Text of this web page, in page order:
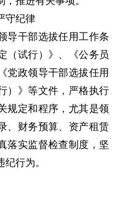
纪律
干部选拔任用工作条
（试行）》、《公务员
党政领导干部选拔任用
）》等文件，严格执行
规定和程序，尤其是领
、财务预算、资产租赁
落实监督检查制度，坚
行为。